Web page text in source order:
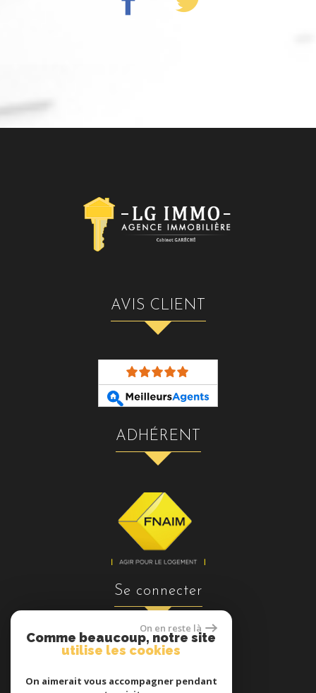
AVIS CLIENT
ADHÉRENT
se connecter
On en reste là
Comme beaucoup, notre site
utilise les cookies
On aimerait vous accompagner pendant